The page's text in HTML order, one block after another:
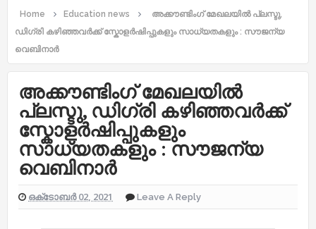
Home Education news
അക്കൗണ്ടിംഗ് മേഖലയിൽ പ്ലസ്ടു,
ഡിഗ്രി കഴിഞ്ഞവർക്ക് സ്കോളർഷിപ്പുകളും സാധ്യതകളും : സൗജന്യ
വെബിനാർ
അക്കൗണ്ടിംഗ് മേഖലയിൽ
പ്ലസ്ടു, ഡിഗ്രി കഴിഞ്ഞവർക്ക്
സ്കോളർഷിപ്പുകളും
സാധ്യതകളും : സൗജന്യ
വെബിനാർ
ഒക്‌ടോബർ 02, 2021 Leave A Reply